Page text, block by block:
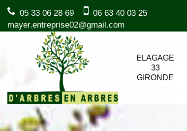
05 33 06 28 69
06 63 40 03 25
mayer.entreprise02@gmail.com
ELAGAGE
33
GIRONDE